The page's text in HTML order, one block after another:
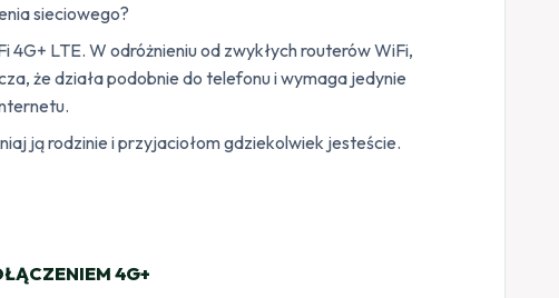
sieciowego?
LTE. W odróżnieniu od zwykłych routerów WiFi,
że działa podobnie do telefonu i wymaga jedynie
ją rodzinie i przyjaciołom gdziekolwiek jesteście.
4G+